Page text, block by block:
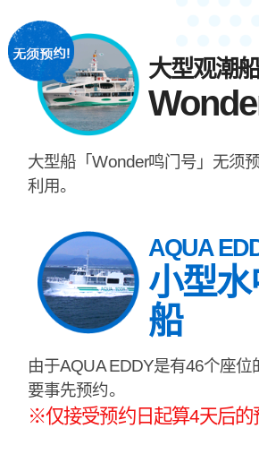
大型观潮
大型船「Wonder鸣门号」无须
利用。
AQUA
小型水
船
由于AQUA EDDY是有46个座
要事先预约。
※仅接受预约日起算4天后的